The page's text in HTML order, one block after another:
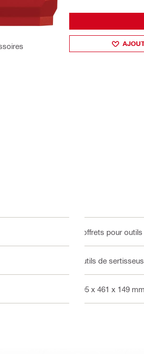
Coffrets pour
Outils de
595 x 461 x 149 mm